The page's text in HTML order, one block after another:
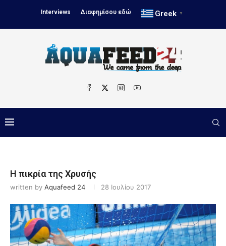
Interviews Διαφημίσου εδώ Greek ▼
Η πικρία της Χρυσής
written by Aquafeed 24 28 Ιουλίου 2017